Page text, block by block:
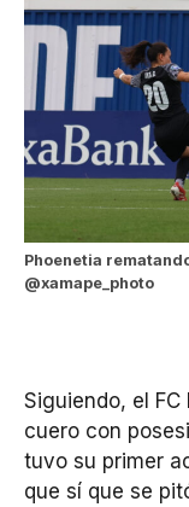
Phoenetia
@xamape_photo
Siguiendo, el
cuero con
tuvo su primer
que sí que se